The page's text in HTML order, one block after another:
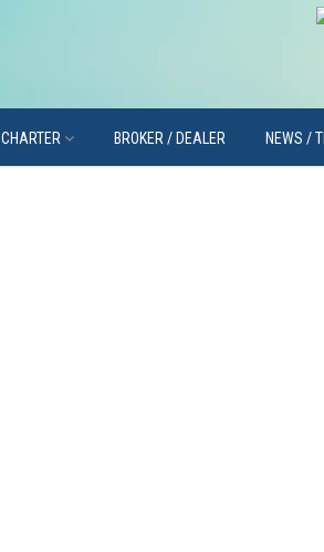
CHARTER BROKER / DEALER NEWS /